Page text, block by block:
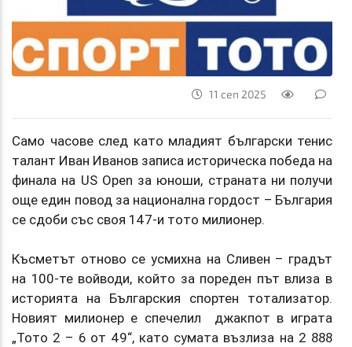
11 сеп 2025
Само часове след като младият български тенис
талант Иван Иванов записа историческа победа на
финала на US Open за юноши, страната ни получи
още един повод за национална гордост – България
се сдоби със своя 147-и тото милионер.
Късметът отново се усмихна на Сливен – градът
на 100-те войводи, който за пореден път влиза в
историята на Българския спортен тотализатор.
Новият милионер е спечелил джакпот в играта
„Тото 2 – 6 от 49“, като сумата възлиза на 2 888